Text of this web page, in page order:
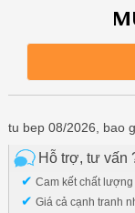
tu bep 08/2026, bao
Hỗ trợ, tư vấn
✔ Cam kết chất
✔ Giá cả cạnh tranh